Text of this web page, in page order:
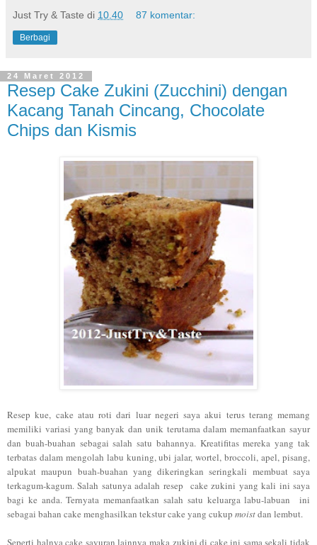
Just Try & Taste di 10.40 87 komentar:
Berbagi
24 Maret 2012
Resep Cake Zukini (Zucchini) dengan
Kacang Tanah Cincang, Chocolate
Chips dan Kismis
Resep kue, cake atau roti dari luar negeri saya akui terus terang memang
memiliki variasi yang banyak dan unik terutama dalam memanfaatkan sayur
dan buah-buahan sebagai salah satu bahannya. Kreatifitas mereka yang tak
terbatas dalam mengolah labu kuning, ubi jalar, wortel, broccoli, apel, pisang,
alpukat maupun buah-buahan yang dikeringkan seringkali membuat saya
terkagum-kagum. Salah satunya adalah resep cake zukini yang kali ini saya
bagi ke anda. Ternyata memanfaatkan salah satu keluarga labu-labuan ini
sebagai bahan cake menghasilkan tekstur cake yang cukup moistdan lembut.
Seperti halnyacake sayuran lainnya maka zukini di cake ini sama sekali tidak